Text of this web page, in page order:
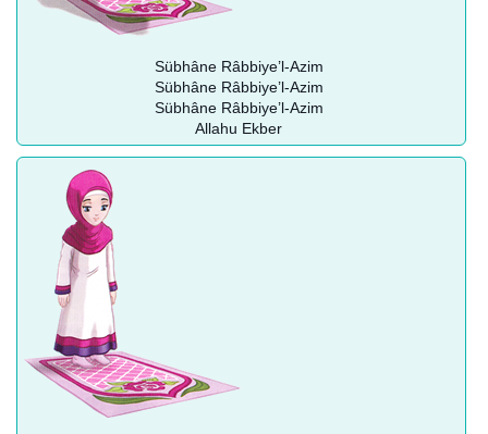
Sübhâne Râbbiye’l-Azim
Sübhâne Râbbiye’l-Azim
Sübhâne Râbbiye’l-Azim
Allahu Ekber